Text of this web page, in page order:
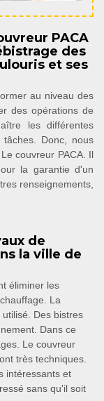
PACA
des
et ses
au niveau des
des opérations de
les différentes
Donc, nous
couvreur PACA. Il
la garantie d'un
renseignements,
de
la ville de
éliminer les
La
Des bistres
Dans ce
Le couvreur
très techniques.
intéressants et
sans qu'il soit